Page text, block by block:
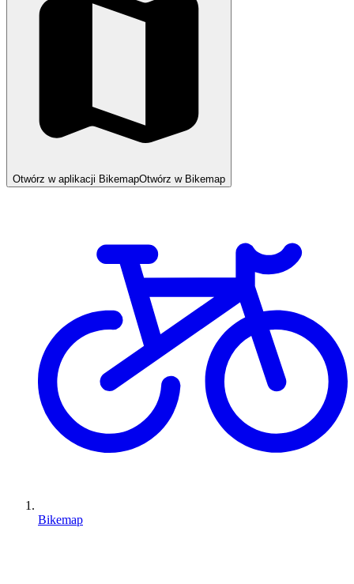
Otwórz w aplikacji BikemapOtwórz w Bikemap
Bikemap